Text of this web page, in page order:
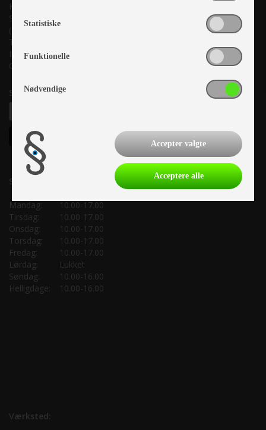
Kronjyllands Camping Center A/S
Suderholmen 10, 8960 Randers SØ
(Lige ud til Grenåvej)
Tlf. +45 87 10 98 70
Info@as-kcc.dk
CVR: 33 38 77 33
Samtykke til nyhedsbrev
Salgsafdeling:
Mandag:
10.00-17.00
Tirsdag:
10.00-17.00
Onsdag:
10.00-17.00
Torsdag:
10.00-17.00
Fredag:
10.00-17.00
Lørdag:
Lukket
Søndag:
10.00-16.00
Helligdage:
10.00-16.00
Værksted:
Statistiske
Funktionelle
Nødvendige
Accepter valgte
Acceptere alle